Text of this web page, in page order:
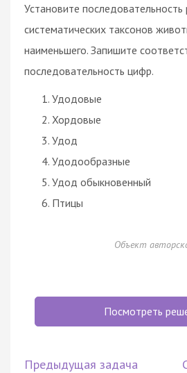
Установите
систематических таксонов
наименьшего. Запишите
последовательность цифр.
Удодовые
Хордовые
Удод
Удодообразные
Удод обыкновенный
Птицы
Объект
Посмотреть
Предыдущая задача